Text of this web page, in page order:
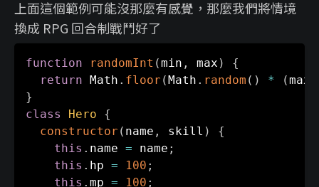
上面這個範例可能沒那麼有感覺，那麼我們將情境
換成 RPG 回合制戰鬥好了
function randomInt (min , max )
{
return Math . floor (Math . random ( ) * (max
}
class
Hero
{
constructor ( name , skill )
{
this . name = name ;
this . hp = 100 ;
this . mp = 100 ;